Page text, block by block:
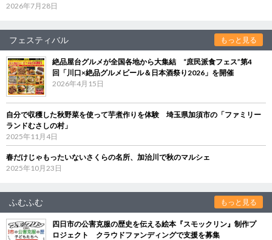
2026年7月28日
フェスティバル もっと見る
絶品屋台グルメが全国各地から大集結 “庶民派食フェス”第4
回「川口×絶品グルメビール＆日本酒祭り2026」を開催
2026年4月15日
自分で収穫した秋野菜を使って芋煮作りを体験 埼玉県加須市の「ファミリー
ランドむさしの村」
2025年11月4日
春だけじゃもったいないさくらの名所、加治川で秋のマルシェ
2025年10月23日
ふむふむ もっと見る
四日市の公害克服の歴史を伝える絵本『スモックリン』制作プ
ロジェクト クラウドファンディングで支援を募集